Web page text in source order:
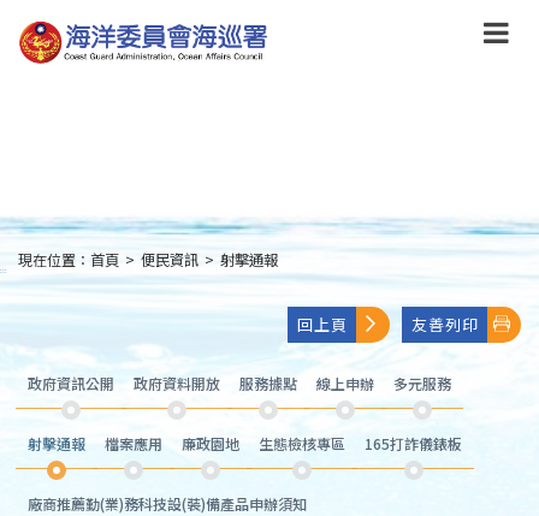
到
主
:::
現在位置： 首頁 > 便民資訊 > 射擊通報
回上頁 友善列印
政府資訊公開 政府資料開放 服務據點 線上申辦 多元服務
射擊通報 檔案應用 廉政園地 生態檢核專區 165打詐儀錶板
廠商推薦勤(業)務科技設(裝)備產品申辦須知